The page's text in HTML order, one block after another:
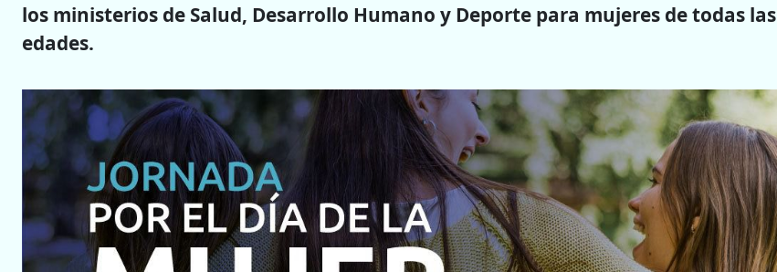
los ministerios de Salud, Desarrollo Humano y Deporte para mujeres de todas las
edades.